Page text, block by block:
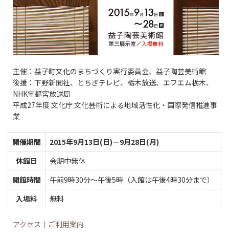
主催：益子町文化のまちづくり実行委員会、益子陶芸美術館
後援：下野新聞社、とちぎテレビ、栃木放送、エフエム栃木、
NHK宇都宮放送局
平成27年度 文化庁 文化芸術による地域活性化・国際発信推進事
業
開催期間
2015年9月13日(日)－9月28日(月)
休館日
会期中無休
開館時間
午前9時30分～午後5時（入館は午後4時30分まで）
入場料
無料
アクセス ｜ ご利用案内